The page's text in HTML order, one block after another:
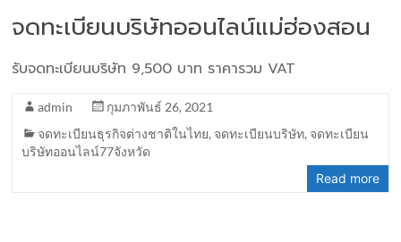
จดทะเบียนบริษัทออนไลน์แม่ฮ่องสอน
รับจดทะเบียนบริษัท 9,500 บาท ราคารวม VAT
admin
กุมภาพันธ์ 26, 2021
จดทะเบียนธุรกิจต่างชาติในไทย, จดทะเบียนบริษัท, จดทะเบียน
บริษัทออนไลน์77จังหวัด
Read more